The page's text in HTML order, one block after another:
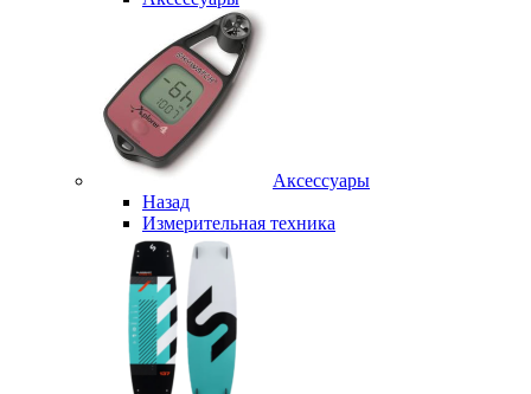
Аксессуары
Назад
Измерительная техника